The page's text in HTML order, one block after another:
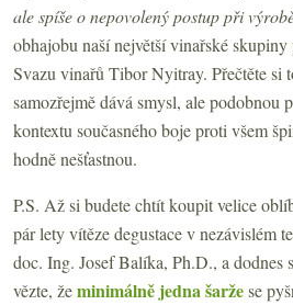
ale spíše o nepovolený postup při
obhajobu naší největší vinařské skupiny
Svazu vinařů Tibor Nyitray. Přečtěte si
samozřejmě dává smysl, ale podobnou
kontextu současného boje proti všem
hodně nešťastnou.
P.S. Až si budete chtít koupit velice
pár lety vítěze degustace v nezávislém
doc. Ing. Josef Balíka, Ph.D., a dodnes
vězte, žeminimálně jedna šaržese